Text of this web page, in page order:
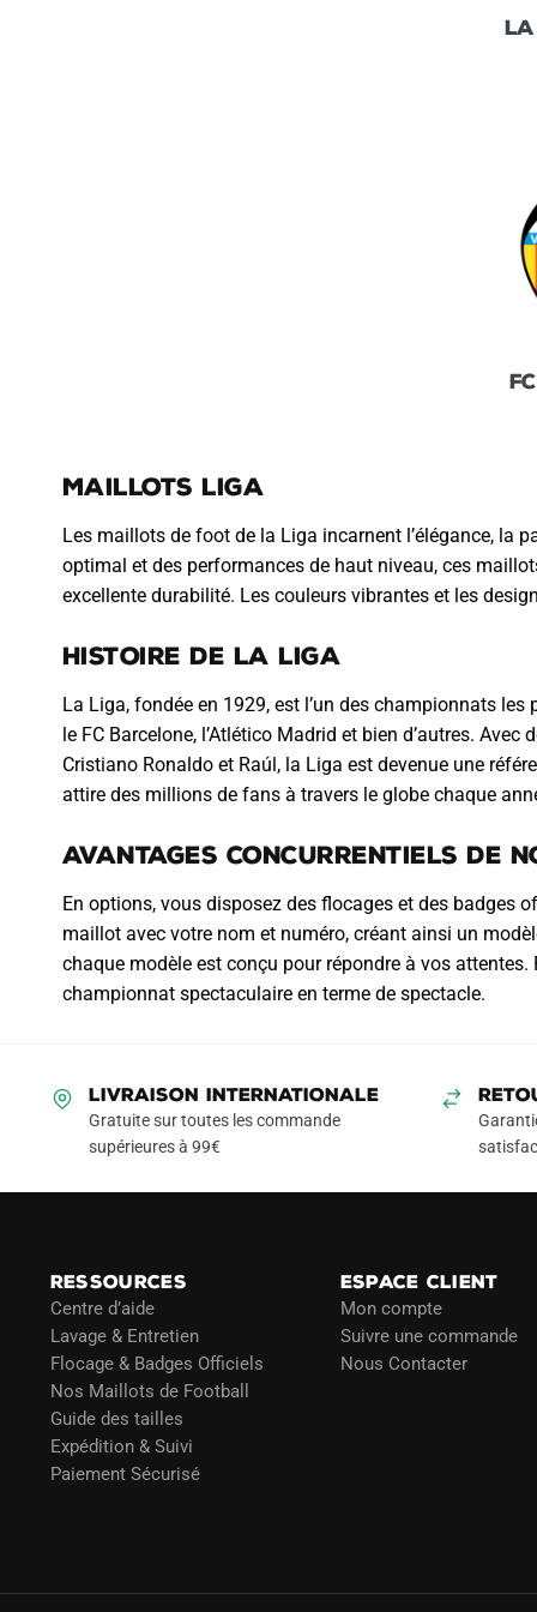
LA
Maillots Liga
Les maillots de foot de la Liga incarnent l’élégance, la
optimal et des performances de haut niveau, ces
excellente durabilité. Les couleurs vibrantes et les
Histoire de la Liga
La Liga, fondée en 1929, est l’un des championnats
le FC Barcelone, l’Atlético Madrid et bien d’autres.
Cristiano Ronaldo et Raúl, la Liga est devenue une
attire des millions de fans à travers le globe chaque
Avantages Concurrentiels de
En options, vous disposez des flocages et des badges
maillot avec votre nom et numéro, créant ainsi un
chaque modèle est conçu pour répondre à vos
championnat spectaculaire en terme de spectacle.
LIVRAISON INTERNATIONALE
Gratuite sur toutes les commande
supérieures à 99€
RESSOURCES
Centre d’aide
Lavage & Entretien
Flocage & Badges Officiels
Nos Maillots de Football
Guide des tailles
Expédition & Suivi
Paiement Sécurisé
ESPACE CLIENT
Mon compte
Suivre une commande
Nous Contacter